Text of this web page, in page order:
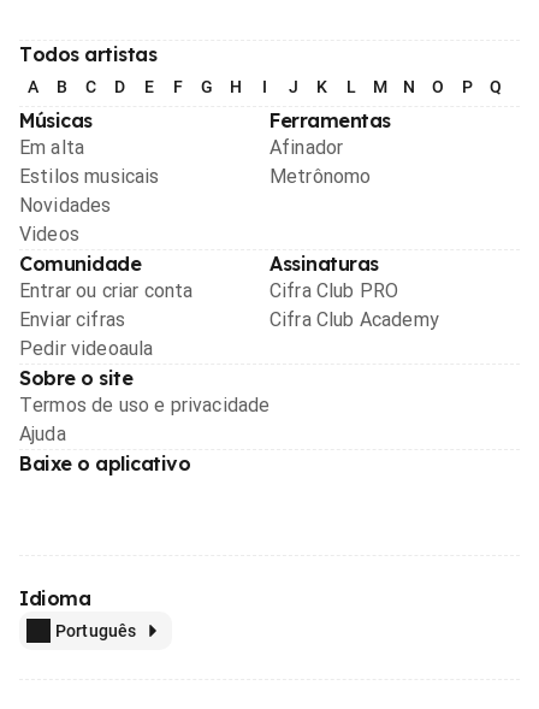
Todos artistas
A B C D E F G H I J K L M N O P Q
Músicas
Em alta
Estilos musicais
Novidades
Videos
Ferramentas
Afinador
Metrônomo
Comunidade
Entrar ou criar conta
Enviar cifras
Pedir videoaula
Assinaturas
Cifra Club PRO
Cifra Club Academy
Sobre o site
Termos de uso e privacidade
Ajuda
Baixe o aplicativo
Idioma
Português